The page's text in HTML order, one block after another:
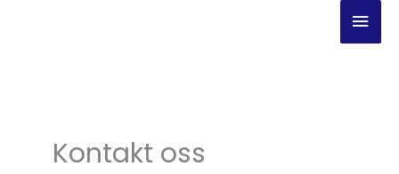
Kontakt oss